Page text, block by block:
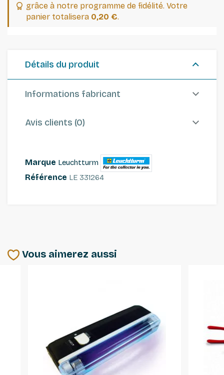
grâce à notre programme de fidélité. Votre
panier totalisera 0,20 €.
Détails du produit
Informations fabricant
Avis clients (0)
Marque Leuchtturm
Référence LE 331264
Vous aimerez aussi